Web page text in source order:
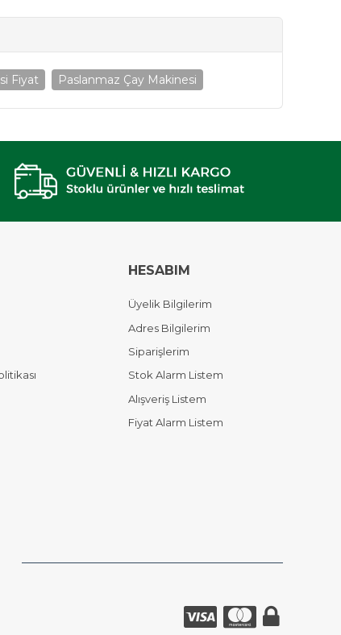
Fiyat Paslanmaz Çay Makinesi
HESABIM
Üyelik Bilgilerim
Adres Bilgilerim
Siparişlerim
Stok Alarm Listem
Alışveriş Listem
Fiyat Alarm Listem